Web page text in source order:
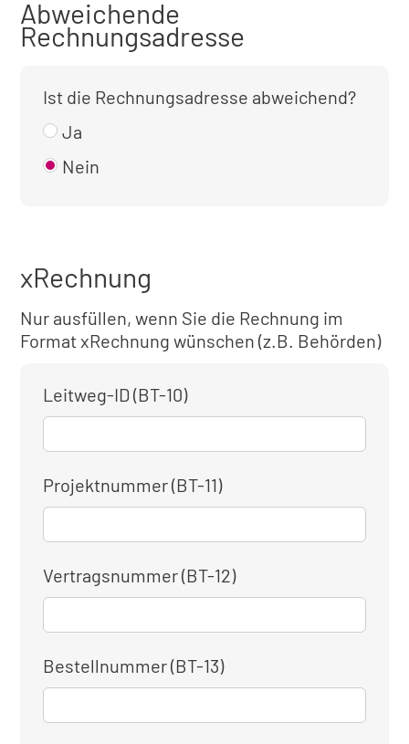
Abweichende
Rechnungsadresse
Ist die Rechnungsadresse abweichend?
Ja
Nein
xRechnung
Nur ausfüllen, wenn Sie die Rechnung im
Format xRechnung wünschen (z.B. Behörden)
Leitweg-ID (BT-10)
Projektnummer (BT-11)
Vertragsnummer (BT-12)
Bestellnummer (BT-13)